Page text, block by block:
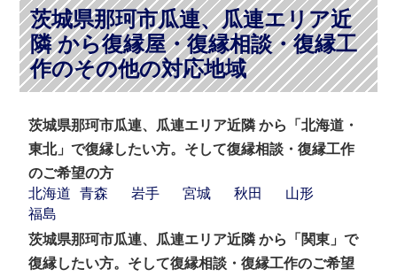
茨城県那珂市瓜連、瓜連エリア近
隣 から復縁屋・復縁相談・復縁工
作のその他の対応地域
茨城県那珂市瓜連、瓜連エリア近隣 から「北海道・
東北」で復縁したい方。そして復縁相談・復縁工作
のご希望の方
北海道
青森 岩手 宮城 秋田
山形
福島
茨城県那珂市瓜連、瓜連エリア近隣 から「関東」で
復縁したい方。そして復縁相談・復縁工作のご希望